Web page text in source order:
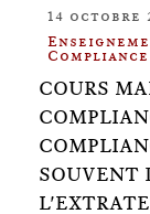
14 octobre
Compliance
COURS
SOUVENT